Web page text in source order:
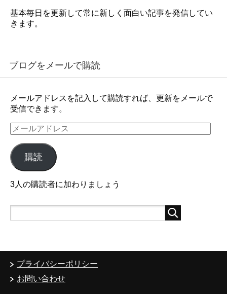
基本毎日を更新して常に新しく面白い記事を発信してい
きます。
ブログをメールで購読
メールアドレスを記入して購読すれば、更新をメールで
受信できます。
メ
ー
ル
ア
ド
レ
ス
購読
3人の購読者に加わりましょう
プライバシーポリシー
お問い合わせ